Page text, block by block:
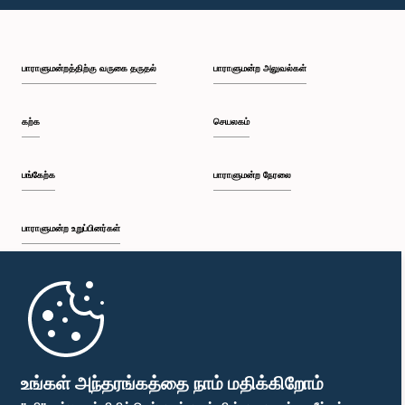
உங்கள் அந்தரங்கத்தை நாம் மதிக்கிறோம்
பி.ப. 1:59 - பி.ப. 2:10
பி.ப. 2:19 - பி.ப. 2:29
பி.ப. 2:37 - பி.ப. 2:46
பாராளுமன்றத்திற்கு வருகை தருதல்
கற்க
பங்கேற்க
பாராளுமன்ற உறுப்பினர்கள்
முதற்பக்கம்
பாராளுமன்ற அலுவல்கள்
செயலகம்
பாராளுமன்ற நேரலை
பாராளுமன்ற கையடக்க செயலி